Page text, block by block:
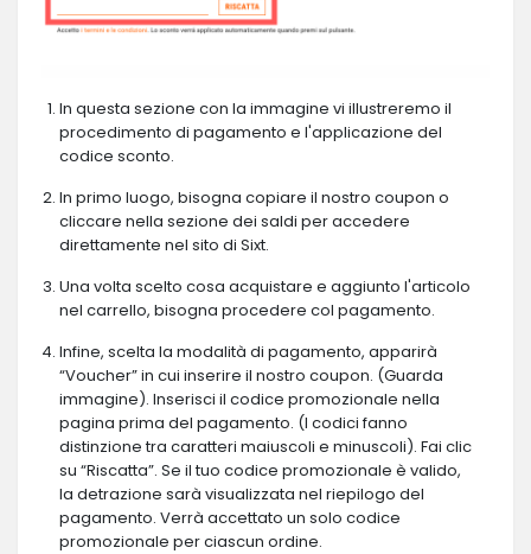
In questa sezione con la immagine vi illustreremo il
procedimento di pagamento e l'applicazione del
codice sconto.
In primo luogo, bisogna copiare il nostro coupon o
cliccare nella sezione dei saldi per accedere
direttamente nel sito di Sixt.
Una volta scelto cosa acquistare e aggiunto l'articolo
nel carrello, bisogna procedere col pagamento.
Infine, scelta la modalità di pagamento, apparirà
“Voucher” in cui inserire il nostro coupon. (Guarda
immagine). Inserisci il codice promozionale nella
pagina prima del pagamento. (I codici fanno
distinzione tra caratteri maiuscoli e minuscoli). Fai clic
su “Riscatta”. Se il tuo codice promozionale è valido,
la detrazione sarà visualizzata nel riepilogo del
pagamento. Verrà accettato un solo codice
promozionale per ciascun ordine.